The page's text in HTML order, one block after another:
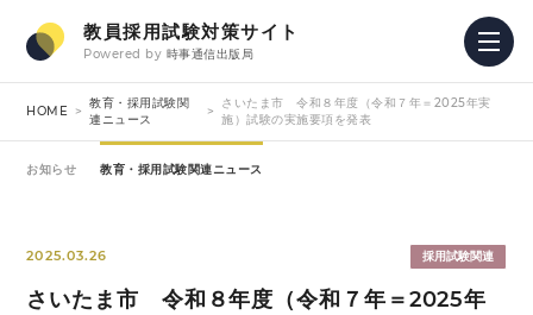
教員採用試験対策サイト
Powered by 時事通信出版局
HOME
教育・採用試験関
連ニュース
さいたま市 令和８年度（令和７年＝2025年実
施）試験の実施要項を発表
お知らせ 教育・採用試験関連ニュース
2025.03.26 採用試験関連
さいたま市 令和８年度（令和７年＝2025年